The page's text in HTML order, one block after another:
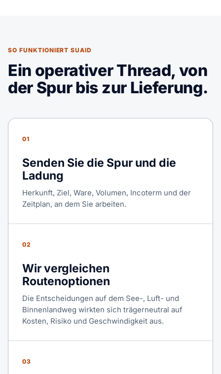
SO FUNKTIONIERT SUAID
Ein operativer Thread, von
der Spur bis zur Lieferung.
01
Senden Sie die Spur und die
Ladung
Herkunft, Ziel, Ware, Volumen, Incoterm und der
Zeitplan, an dem Sie arbeiten.
02
Wir vergleichen
Routenoptionen
Die Entscheidungen auf dem See-, Luft- und
Binnenlandweg wirkten sich trägerneutral auf
Kosten, Risiko und Geschwindigkeit aus.
03